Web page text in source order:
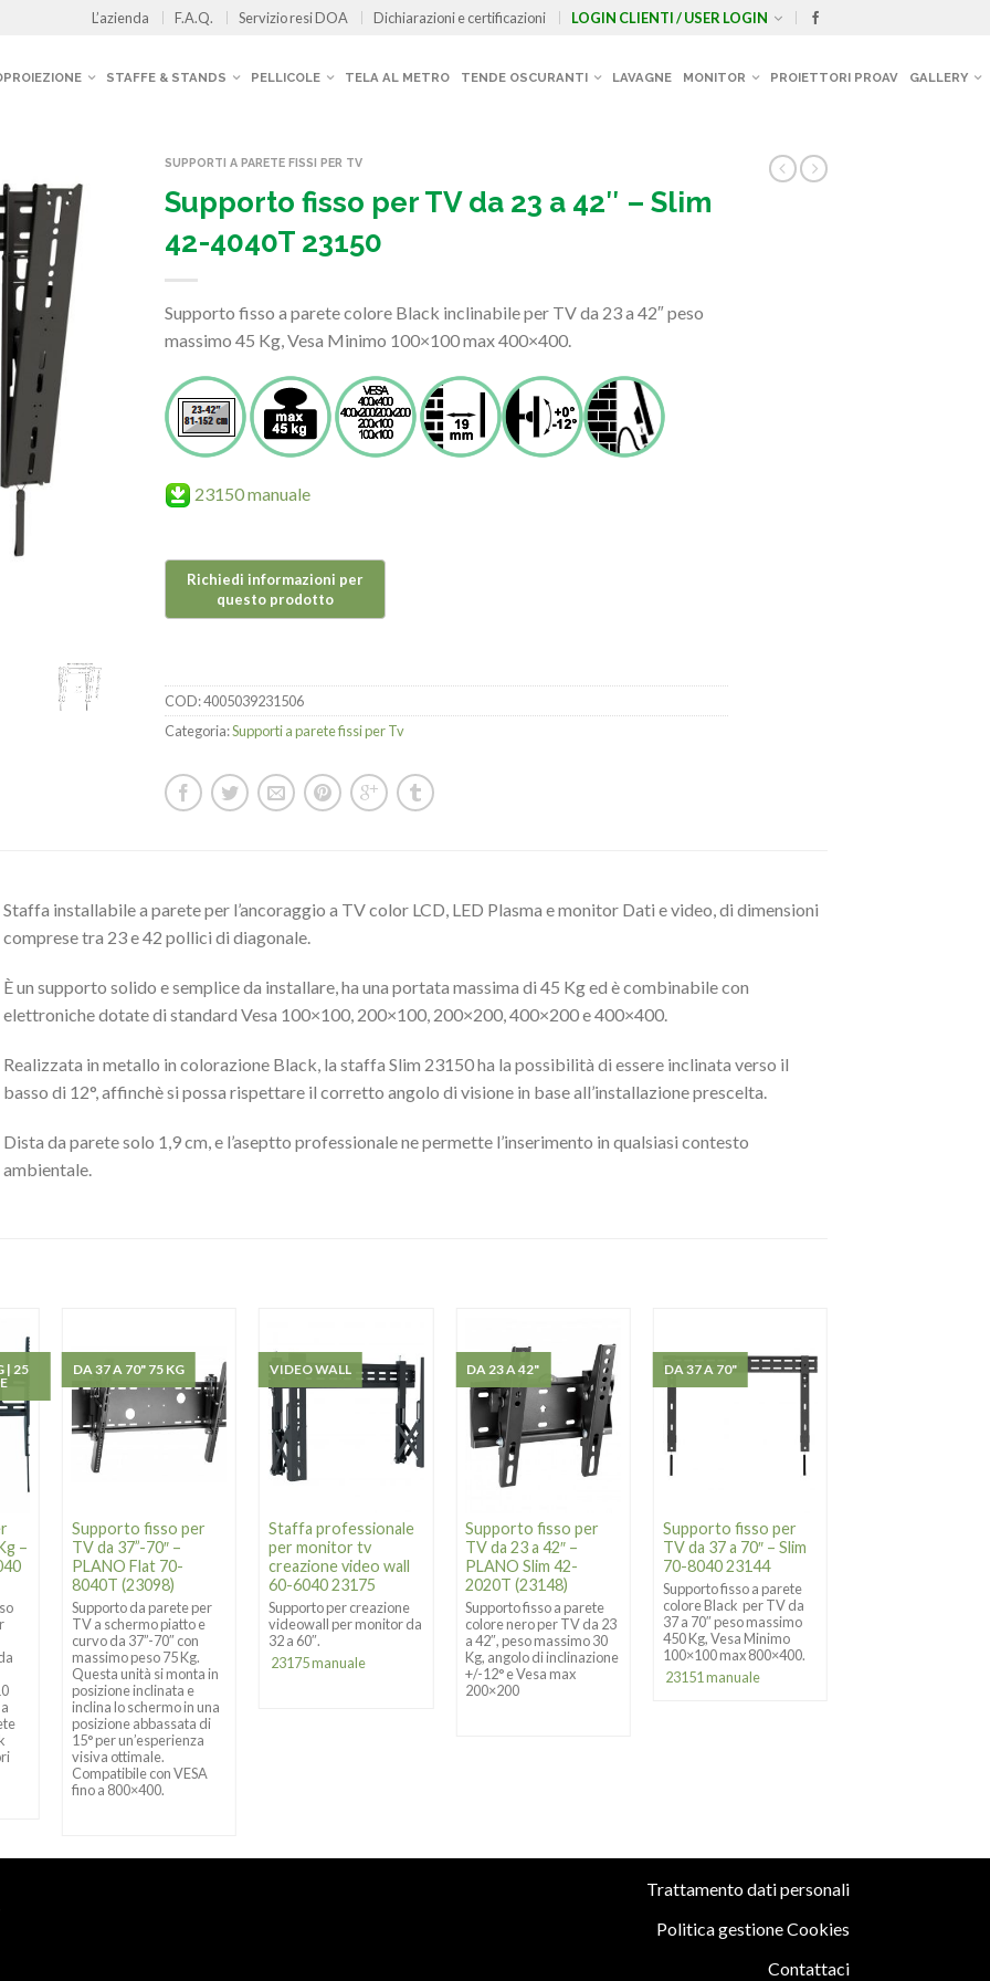
L’azienda F.A.Q. Servizio resi DOA Dichiarazioni e certificazioni LOGIN CLIENTI / USER LOGIN
STAFFE & STANDS PELLICOLE TELA AL METRO TENDE OSCURANTI LAVAGNE MONITOR PROIETTORI PROAV GALLERY
SUPPORTI A PARETE FISSI PER TV
Supporto fisso per TV da 23 a 42″ – Slim
42-4040T 23150
Supporto fisso a parete colore Black inclinabile per TV da 23 a 42″ peso
massimo 45 Kg, Vesa Minimo 100×100 max 400×400.
23150 manuale
COD:4005039231506
Categoria:Supporti a parete fissi per Tv
Staffa installabile a parete per l’ancoraggio a TV color LCD, LED Plasma e monitor Dati e video, di dimensioni
comprese tra 23 e 42 pollici di diagonale.
È un supporto solido e semplice da installare, ha una portata massima di 45 Kg ed è combinabile con
elettroniche dotate di standard Vesa 100×100, 200×100, 200×200, 400×200 e 400×400.
Realizzata in metallo in colorazione Black, la staffa Slim 23150 ha la possibilità di essere inclinata verso il
basso di 12°, affinchè si possa rispettare il corretto angolo di visione in base all’installazione prescelta.
Dista da parete solo 1,9 cm, e l’aseptto professionale ne permette l’inserimento in qualsiasi contesto
ambientale.
–
| 25
Supporto fisso per
TV da 37”-70″ –
PLANO Flat 70-
8040T (23098)
Supporto da parete per
TV a schermo piatto e
curvoda 37”-70″ con
massimo peso 75 Kg.
Questa unità si monta in
posizione inclinata e
inclina lo schermo in una
posizione abbassata di
15° per un’esperienza
visiva ottimale.
Compatibile con VESA
fino a 800×400.
DA 37 A 70" 75 KG
Staffa professionale
per monitor tv
creazione video wall
60-6040 23175
Supporto per creazione
videowall per monitor da
32 a 60″.
23175 manuale
VIDEO WALL
Supporto fisso per
TV da 23 a 42″ –
PLANO Slim 42-
2020T (23148)
Supporto fisso a parete
colore nero per TV da 23
a 42″, peso massimo 30
Kg, angolo di inclinazione
+/-12° e Vesa max
200×200
DA 23 A 42"
Supporto fisso per
TV da 37 a 70″ – Slim
70-8040 23144
Supporto fisso a parete
colore Black per TV da
37 a 70″ peso massimo
450 Kg, Vesa Minimo
100×100 max 800×400.
23151 manuale
DA 37 A 70"
Trattamento dati personali
Politica gestione Cookies
Contattaci